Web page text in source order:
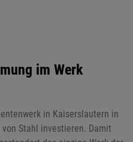
im Werk
in Kaiserslautern in
Stahl investieren. Damit